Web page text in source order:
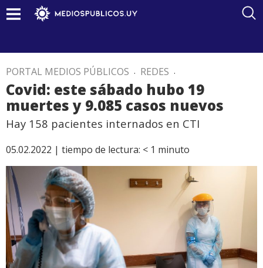
PORTAL MEDIOS PÚBLICOS . REDES .
Covid: este sábado hubo 19
muertes y 9.085 casos nuevos
Hay 158 pacientes internados en CTI
05.02.2022 | tiempo de lectura: < 1 minuto